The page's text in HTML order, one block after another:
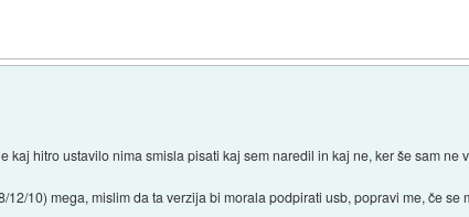
kaj hitro ustavilo nima smisla pisati kaj sem naredil in kaj ne, ker še sam ne
10) mega, mislim da ta verzija bi morala podpirati usb, popravi me, če se